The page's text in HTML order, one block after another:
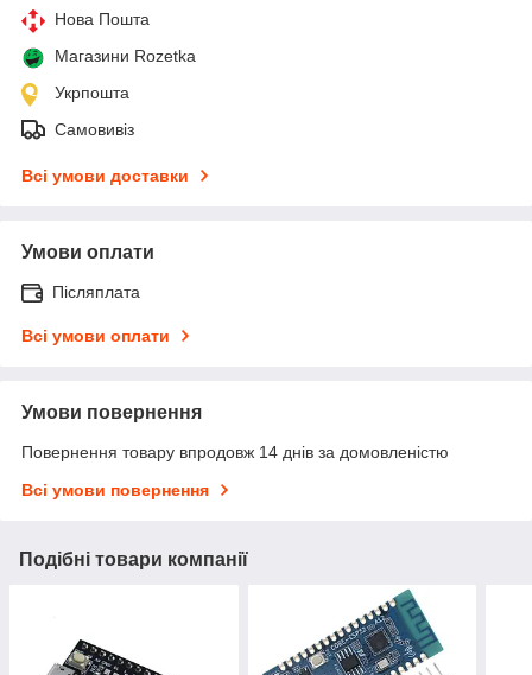
Нова Пошта
Магазини Rozetka
Укрпошта
Самовивіз
Всі умови доставки
Умови оплати
Післяплата
Всі умови оплати
Умови повернення
Повернення товару впродовж 14 днів за домовленістю
Всі умови повернення
Подібні товари компанії